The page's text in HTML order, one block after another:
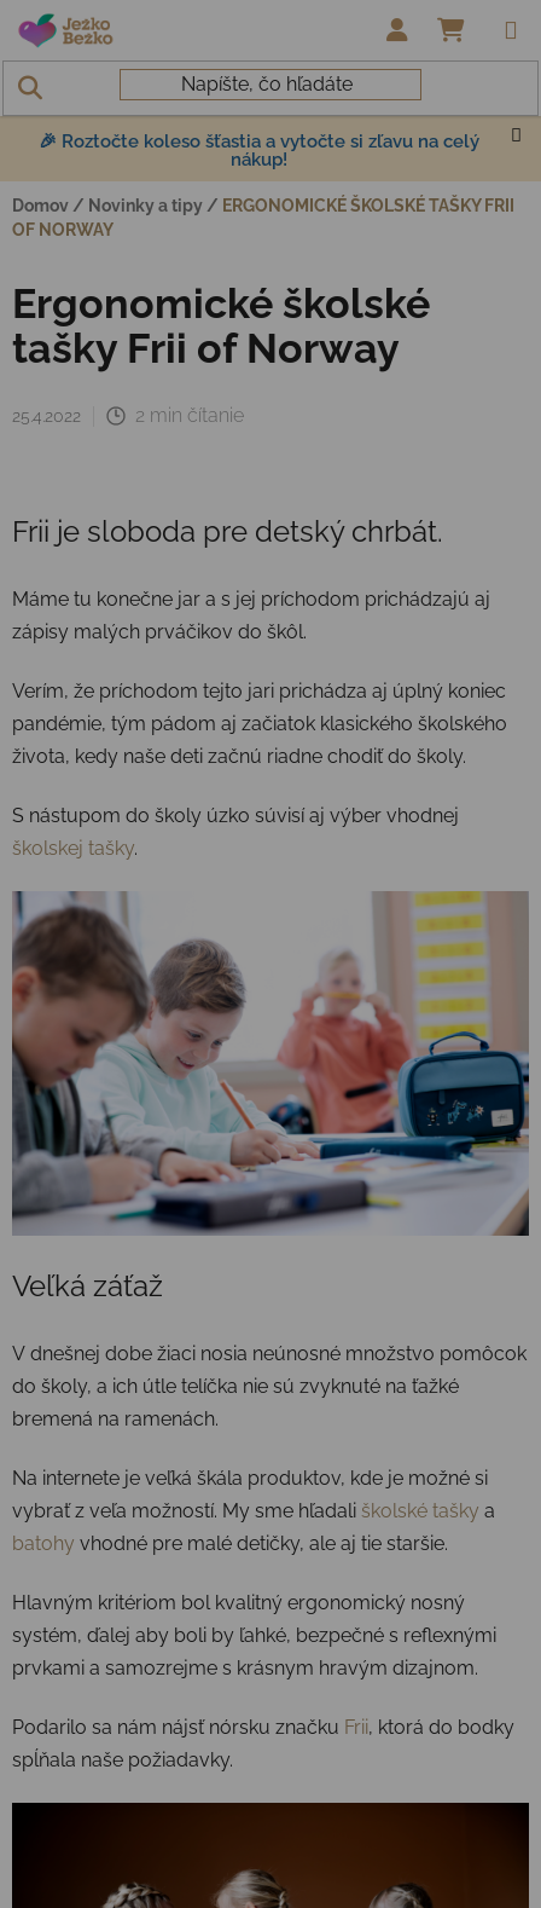
Prejsť na obsah
🎉 Roztočte koleso šťastia a vytočte si zľavu na celý
nákup!
Domov / Novinky a tipy / ERGONOMICKÉ ŠKOLSKÉ TAŠKY FRII
OF NORWAY
Ergonomické školské
tašky Frii of Norway
25.4.2022 2 min čítanie
Frii je sloboda pre detský chrbát.
Máme tu konečne jar a s jej príchodom prichádzajú aj
zápisy malých prváčikov do škôl.
Verím, že príchodom tejto jari prichádza aj úplný koniec
pandémie, tým pádom aj začiatok klasického školského
života, kedy naše deti začnú riadne chodiť do školy.
S nástupom do školy úzko súvisí aj výber vhodnej
školskej tašky.
Veľká záťaž
V dnešnej dobe žiaci nosia neúnosné množstvo pomôcok
do školy, a ich útle telíčka nie sú zvyknuté na ťažké
bremená na ramenách.
Na internete je veľká škála produktov, kde je možné si
vybrať z veľa možností. My sme hľadali školské tašky a
batohy vhodné pre malé detičky, ale aj tie staršie.
Hlavným kritériom bol kvalitný ergonomický nosný
systém, ďalej aby boli by ľahké, bezpečné s reflexnými
prvkami a samozrejme s krásnym hravým dizajnom.
Podarilo sa nám nájsť nórsku značku Frii, ktorá do bodky
spĺňala naše požiadavky.